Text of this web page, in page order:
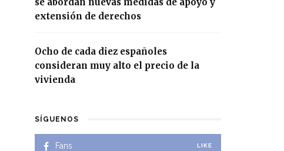
extensión de derechos
Ocho de cada diez españoles
consideran muy alto el precio de la
vivienda
SÍGUENOS
Fans LIKE